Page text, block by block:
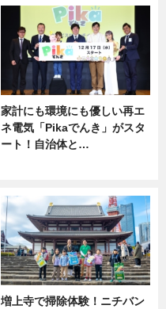
家計にも環境にも優しい再エ
ネ電気「Pikaでんき」がスタ
ート！自治体と…
増上寺で掃除体験！ニチバン